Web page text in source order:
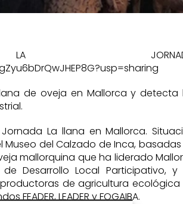
de oveja en Mallorca y detecta
La llana en Mallorca.
del Calzado de Inca, basadas
mallorquina que ha liderado
Desarrollo Local Participativo, y
de agricultura ecológica
LEADER y FOGAIBA.